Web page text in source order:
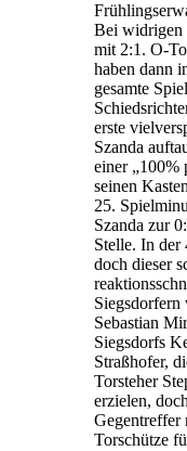
Bei widrigen
mit 2:1. O-
haben dann
gesamte
erste
Szanda
einer „100%
seinen
25.
Szanda zur
Stelle. In
doch dieser
Sebastian
Siegsdorfs
Straßhofer,
Torsteher
erzielen,
Gegentreffer
Torschütze